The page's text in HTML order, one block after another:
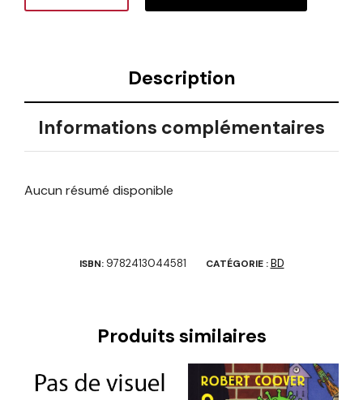
Description
Informations complémentaires
Aucun résumé disponible
ISBN: 9782413044581 CATÉGORIE :BD
Produits similaires